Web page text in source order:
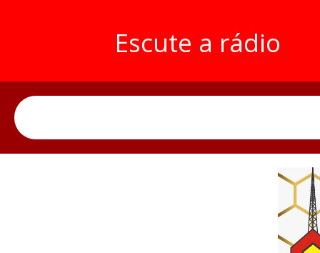
Escute a rádio